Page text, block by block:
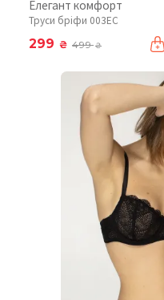
Елегант комфорт
Труси бріфи 003EC
299 ₴ 499₴